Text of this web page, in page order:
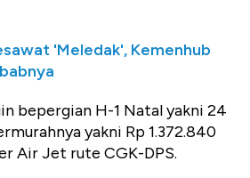
'Meledak', Kemenhub
bepergian H-1 Natal yakni 24
yakni Rp 1.372.840
Air Jet rute CGK-DPS.